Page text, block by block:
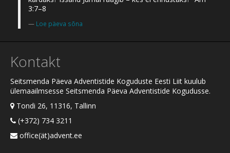
3:7–8
Loe päeva sõna
Kontakt
Seitsmenda Päeva Adventistide Koguduste Eesti Liit kuulub
ülemaailmsesse Seitsmenda Päeva Adventistide Kogudusse.
Tondi 26, 11316, Tallinn
(+372) 734 3211
office(ät)advent.ee